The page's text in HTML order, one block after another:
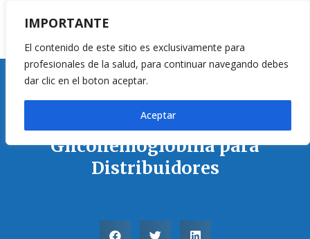
IMPORTANTE
El contenido de este sitio es exclusivamente para
profesionales de la salud, para continuar navegando debes
dar clic en el boton aceptar.
Aceptar
Kit de Prueba de
Glicohemoglobina para
Distribuidores